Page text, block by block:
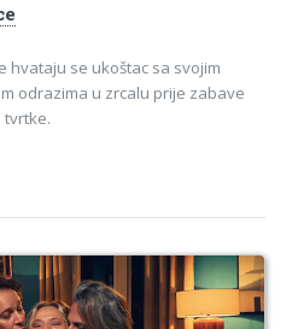
hvataju se ukoštac sa svojim
odrazima u zrcalu prije zabave
tvrtke.